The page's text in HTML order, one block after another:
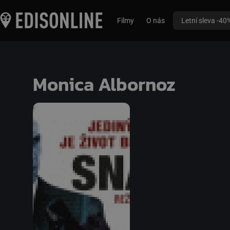
Filmy O nás Letní sleva -
Monica Albornoz